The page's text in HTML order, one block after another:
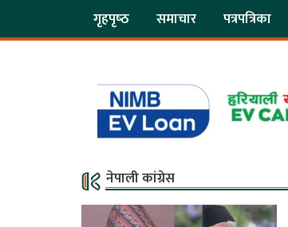
गृहपृष्‍ठ समाचार पत्रपत्रिका
नेपाली कांग्रेस